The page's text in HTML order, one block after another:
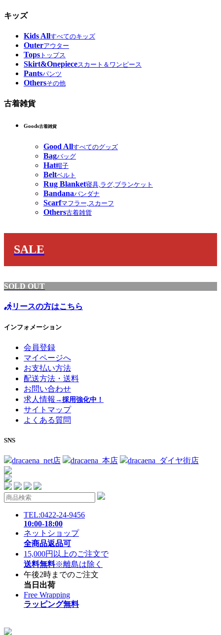
キッズ
Kids Allすべてのキッズ
Outerアウター
Tops トップス
Skirt&Onepieceスカート＆ワンピース
Pantsパンツ
Othersその他
古着雑貨
Goods古着雑貨
Good Allすべてのグッズ
Bagバッグ
Hat帽子
Beltベルト
Rug Blanket寝具,ラグ,ブランケット
Bandanaバンダナ
Scarfマフラー,スカーフ
Others古着雑貨
SALE
SOLD OUT
リースの方はこちら
インフォメーション
会員登録
マイページへ
お支払い方法
配送方法・送料
お問い合わせ
求人情報 →採用強化中！
サイトマップ
よくある質問
SNS
dracaena_net店 dracaena_本店 dracaena_ダイヤ街店
TEL:0422-24-9456
10:00-18:00
ネットショップ
全商品返品可
15,000円以上のご注文で
送料無料※離島は除く
午後2時までのご注文
当日出荷
Free Wrapping
ラッピング無料